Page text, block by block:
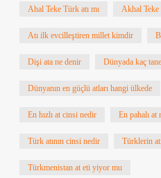
Ahal Teke Türk atı mı Akhal
Atı ilk evcilleştiren millet kimdir
Dişi ata ne denir Dünyada kaç
Dünyanın en güçlü atları hangi ülkede
En hızlı at cinsi nedir En pahalı at
Türk atının cinsi nedir Türklerin
Türkmenistan at eti yiyor mu